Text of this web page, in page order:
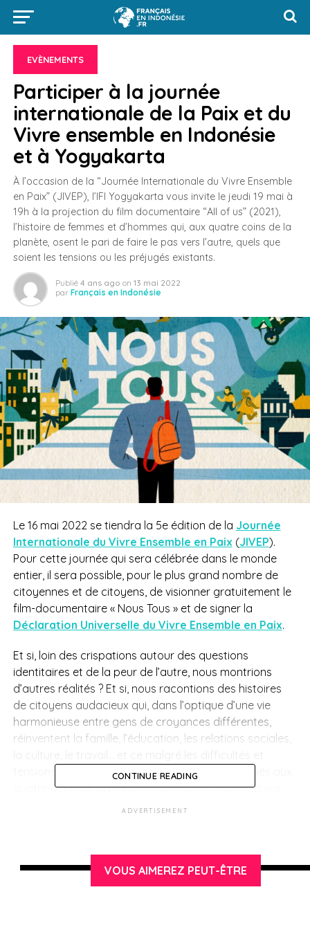
EVÈNEMENTS
Participer à la journée
internationale de la Paix et du
Vivre ensemble en Indonésie
et à Yogyakarta
À l’occasion de la “Journée Internationale du Vivre Ensemble
en Paix” (JIVEP), l’IFI Yogyakarta vous invite le jeudi 19 mai à
19h à la projection du film documentaire “All of us” (2021),
l’histoire de femmes et d’hommes qui, aux quatre coins de la
planète, osent le pari de faire le pas vers l’autre, quels que
soient les tensions ou les préjugés existants.
Publié 4 ans ago on 13 mai 2022
par Français en Indonésie
Le 16 mai 2022 se tiendra la 5e édition de la Journée
Internationale du Vivre Ensemble en Paix (JIVEP).
Pour cette journée qui sera célébrée dans le monde
entier, il sera possible, pour le plus grand nombre de
citoyennes et de citoyens, de visionner gratuitement le
film-documentaire « Nous Tous » et de signer la
Déclaration Universelle du Vivre Ensemble en Paix.
Et si, loin des crispations autour des questions
identitaires et de la peur de l’autre, nous montrions
d’autres réalités ? Et si, nous racontions des histoires
de citoyens audacieux qui, dans l’optique d’une vie
harmonieuse entre gens de croyances différentes,
réinventent la famille, l’éducation, les relations sociales,
tensions existantes. Et si, grâce à ces récits glanés aux
quatre coins de la planète, nous commencions à voir
A l’issue de ce film une discussion débat sera organisée
avec Elisabeth Inandiak, Wening Udasmoro et Diah
CONTINUE READING
ADVERTISEMENT
VOUS AIMEREZ PEUT-ÊTRE